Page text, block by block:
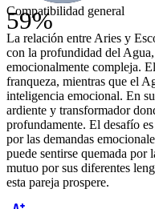
59%
Compatibilidad general
La relación entre Aries y
con la profundidad del
emocionalmente compleja.
franqueza, mientras que el
inteligencia emocional. En
ardiente y transformador
profundamente. El desafío
por las demandas
puede sentirse quemada por
mutuo por sus diferentes
esta pareja prospere.